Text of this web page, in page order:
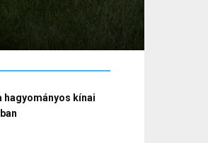
hagyományos kínai